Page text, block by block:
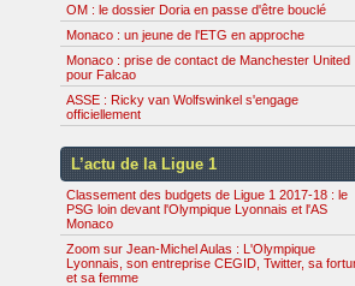
OM : le dossier Doria en passe d'être bouclé
Monaco : un jeune de l'ETG en approche
Monaco : prise de contact de Manchester United
pour Falcao
ASSE : Ricky van Wolfswinkel s'engage
officiellement
L’actu de la Ligue 1
Classement des budgets de Ligue 1 2017-18 : le
PSG loin devant l'Olympique Lyonnais et l'AS
Monaco
Zoom sur Jean-Michel Aulas : L'Olympique
Lyonnais, son entreprise CEGID, Twitter, sa
et sa femme